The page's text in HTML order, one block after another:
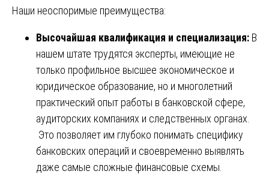
Наши неоспоримые преимущества:
Высочайшая квалификация и специализация: В
нашем штате трудятся эксперты, имеющие не
только профильное высшее экономическое и
юридическое образование, но и многолетний
практический опыт работы в банковской сфере,
аудиторских компаниях и следственных органах.
Это позволяет им глубоко понимать специфику
банковских операций и своевременно выявлять
даже самые сложные финансовые схемы.